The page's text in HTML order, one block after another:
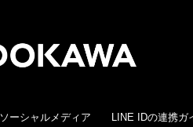
ソーシャルメディア LINE IDの連携ガ